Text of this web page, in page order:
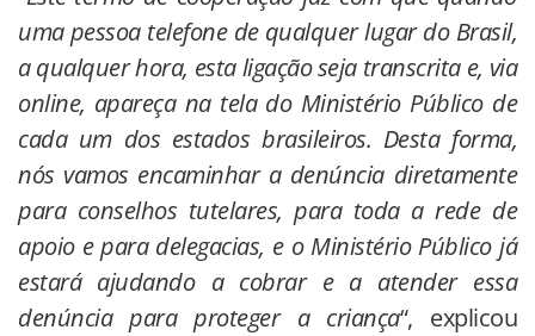
uma pessoa telefone de qualquer lugar do Brasil,
a qualquer hora, esta ligação seja transcrita e, via
online, apareça na tela do Ministério Público de
cada um dos estados brasileiros. Desta forma,
nós vamos encaminhar a denúncia diretamente
para conselhos tutelares, para toda a rede de
apoio e para delegacias, e o Ministério Público já
estará ajudando a cobrar e a atender essa
denúncia para proteger a criança“, explicou